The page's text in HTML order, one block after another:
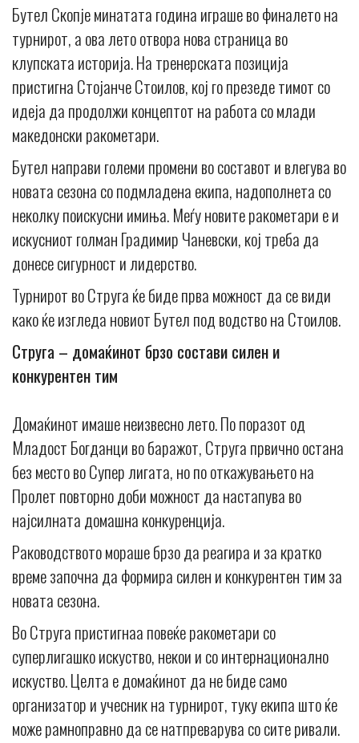
Бутел Скопје минатата година играше во финалето на
турнирот, а ова лето отвора нова страница во
клупската историја. На тренерската позиција
пристигна Стојанче Стоилов, кој го презеде тимот со
идеја да продолжи концептот на работа со млади
македонски ракометари.
Бутел направи големи промени во составот и влегува во
новата сезона со подмладена екипа, надополнета со
неколку поискусни имиња. Меѓу новите ракометари е и
искусниот голман Градимир Чаневски, кој треба да
донесе сигурност и лидерство.
Турнирот во Струга ќе биде прва можност да се види
како ќе изгледа новиот Бутел под водство на Стоилов.
Струга – домаќинот брзо состави силен и
конкурентен тим
Домаќинот имаше неизвесно лето. По поразот од
Младост Богданци во баражот, Струга првично остана
без место во Супер лигата, но по откажувањето на
Пролет повторно доби можност да настапува во
најсилната домашна конкуренција.
Раководството мораше брзо да реагира и за кратко
време започна да формира силен и конкурентен тим за
новата сезона.
Во Струга пристигнаа повеќе ракометари со
суперлигашко искуство, некои и со интернационално
искуство. Целта е домаќинот да не биде само
организатор и учесник на турнирот, туку екипа што ќе
може рамноправно да се натпреварува со сите ривали.